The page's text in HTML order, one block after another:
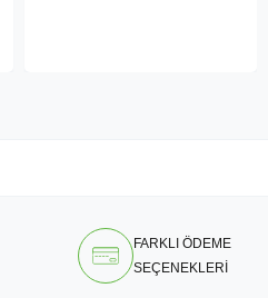
FARKLI ÖDEME
SEÇENEKLERİ